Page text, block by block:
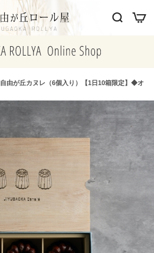
自由が丘カヌレ（6個入り）【1日10箱限定】◆オ